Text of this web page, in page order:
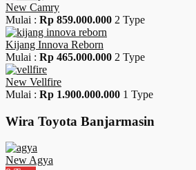
New Camry
Mulai : Rp 859.000.000 2 Type
Kijang Innova Reborn
Mulai : Rp 465.000.000 2 Type
New Vellfire
Mulai : Rp 1.900.000.000 1 Type
Wira Toyota Banjarmasin
New Agya